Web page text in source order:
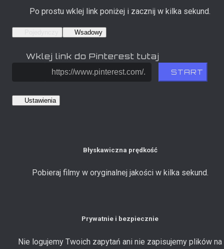
Po prostu wklej link poniżej i zacznij w kilka sekund.
Wsadowy
Wklej link do Pinterest tutaj
START
Ustawienia
Błyskawiczna prędkość
Pobieraj filmy w oryginalnej jakości w kilka sekund.
Prywatnie i bezpiecznie
Nie logujemy Twoich zapytań ani nie zapisujemy plików na